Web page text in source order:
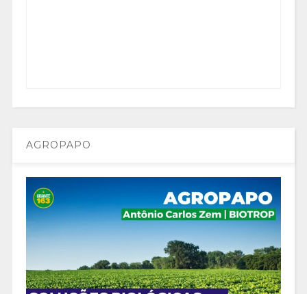
AGROPAPO